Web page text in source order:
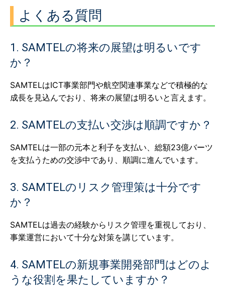
よくある質問
1. SAMTELの将来の展望は明るいです
か？
SAMTELはICT事業部門や航空関連事業などで積極的な
成長を見込んでおり、将来の展望は明るいと言えます。
2. SAMTELの支払い交渉は順調ですか？
SAMTELは一部の元本と利子を支払い、総額23億バーツ
を支払うための交渉中であり、順調に進んでいます。
3. SAMTELのリスク管理策は十分です
か？
SAMTELは過去の経験からリスク管理を重視しており、
事業運営において十分な対策を講じています。
4. SAMTELの新規事業開発部門はどのよ
うな役割を果たしていますか？